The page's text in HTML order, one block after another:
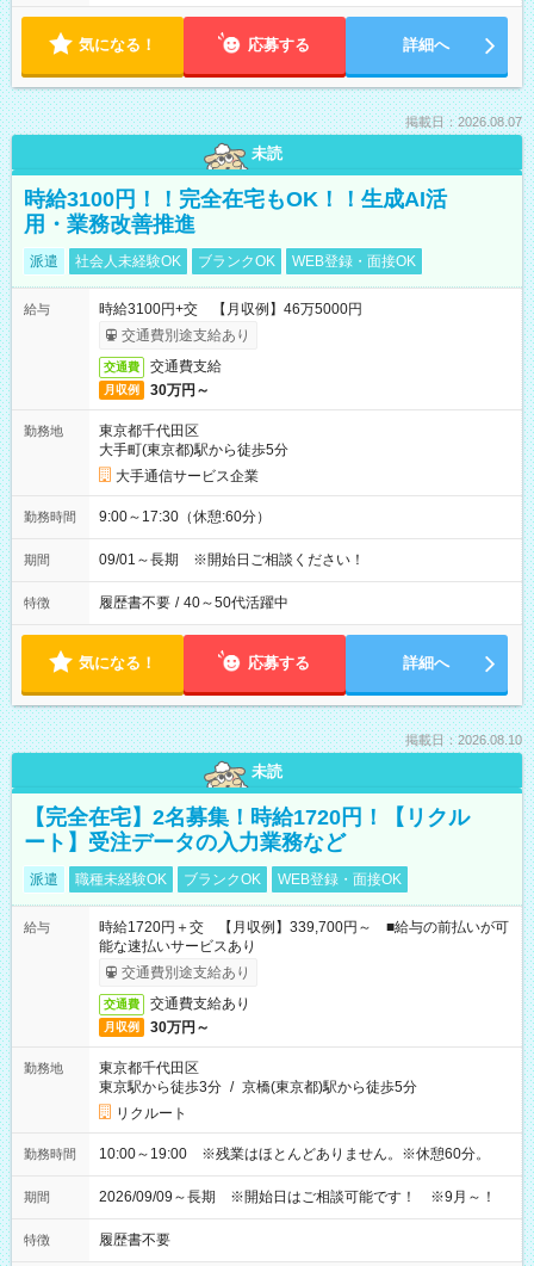
気になる！ 応募する 詳細へ
掲載日：2026.08.07
未読
時給3100円！！完全在宅もOK！！生成AI活
用・業務改善推進
派遣 社会人未経験OK ブランクOK WEB登録・面接OK
給与
時給3100円+交 【月収例】46万5000円
交通費別途支給あり
交通費 交通費支給
月収例 30万円～
勤務地
東京都千代田区
大手町(東京都)駅から徒歩5分
大手通信サービス企業
勤務時間 9:00～17:30（休憩:60分）
期間 09/01～長期 ※開始日ご相談ください！
特徴 履歴書不要 / 40～50代活躍中
気になる！ 応募する 詳細へ
掲載日：2026.08.10
未読
【完全在宅】2名募集！時給1720円！【リクル
ート】受注データの入力業務など
派遣 職種未経験OK ブランクOK WEB登録・面接OK
給与
時給1720円＋交 【月収例】339,700円～ ■給与の前払いが可
能な速払いサービスあり
交通費別途支給あり
交通費 交通費支給あり
月収例 30万円～
勤務地
東京都千代田区
東京駅から徒歩3分 / 京橋(東京都)駅から徒歩5分
リクルート
勤務時間 10:00～19:00 ※残業はほとんどありません。※休憩60分。
期間 2026/09/09～長期 ※開始日はご相談可能です！ ※9月～！
特徴 履歴書不要